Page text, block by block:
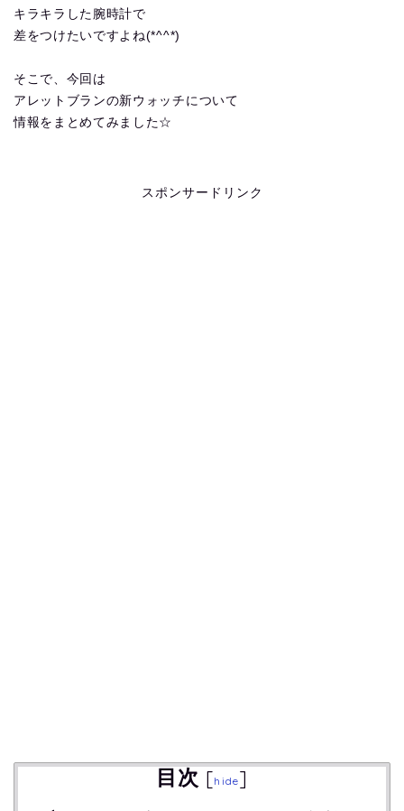
キラキラした腕時計で
差をつけたいですよね(*^^*)
そこで、今回は
アレットブランの新ウォッチについて
情報をまとめてみました☆
スポンサードリンク
目次 [hide]